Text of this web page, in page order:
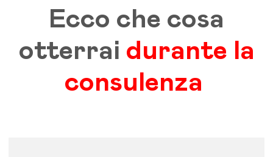
Ecco che cosa
otterrai durante la
consulenza